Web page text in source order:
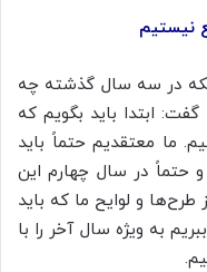
نیستیم
در سه سال گذشته چه
ابتدا باید بگویم که
ما معتقدیم حتماً باید
حتماً در سال چهارم این
و لوایح ما که باید
به ویژه سال آخر را با